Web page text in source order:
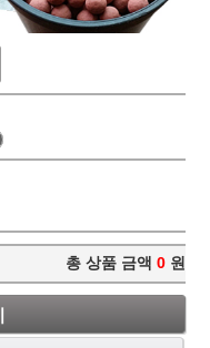
총 상품 금액 0 원